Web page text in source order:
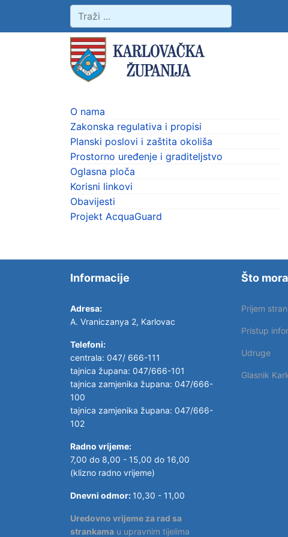
O nama
Zakonska regulativa i propisi
Planski poslovi i zaštita okoliša
Prostorno uređenje i graditeljstvo
Oglasna ploča
Korisni linkovi
Obavijesti
Projekt AcquaGuard
Informacije
Adresa:
A. Vraniczanya 2, Karlovac
Telefoni:
centrala: 047/ 666-111
tajnica župana: 047/666-101
tajnica zamjenika župana: 047/666-
100
tajnica zamjenika župana: 047/666-
102
Radno vrijeme:
7,00 do 8,00 - 15,00 do 16,00
(klizno radno vrijeme)
Dnevni odmor: 10,30 - 11,00
Uredovno vrijeme za rad sa
strankama u upravnim tijelima
Što
Prijem
Pristup
Udruge
Glasnik